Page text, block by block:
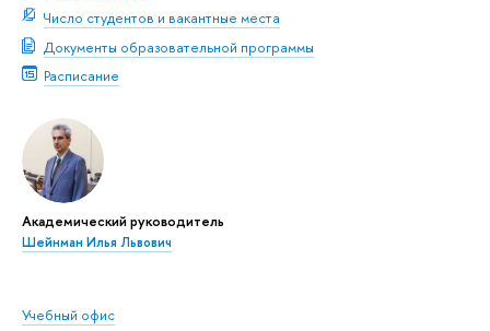
Число студентов и вакантные места
Документы образовательной программы
Расписание
Академический руководитель
Шейнман Илья Львович
Учебный офис